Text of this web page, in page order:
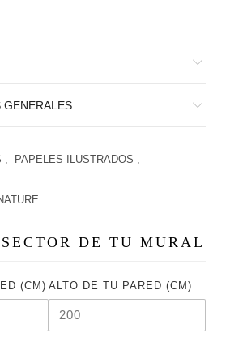
GENERALES
PAPELES ILUSTRADOS
DE TU MURAL
(CM) ALTO DE TU PARED (CM)